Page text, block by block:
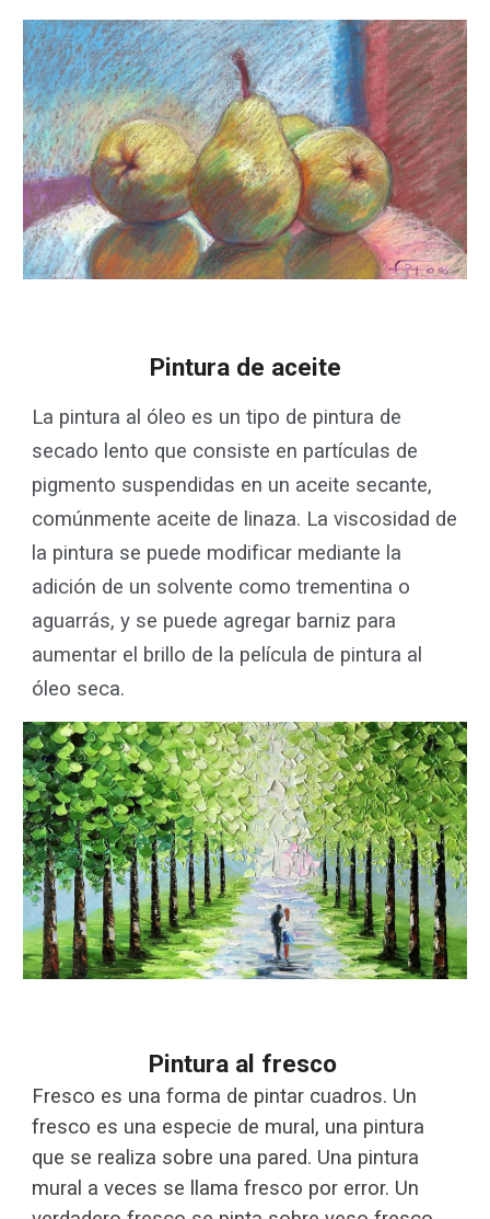
Pintura de aceite
La pintura al óleo es un tipo de pintura de
secado lento que consiste en partículas de
pigmento suspendidas en un aceite secante,
comúnmente aceite de linaza. La viscosidad de
la pintura se puede modificar mediante la
adición de un solvente como trementina o
aguarrás, y se puede agregar barniz para
aumentar el brillo de la película de pintura al
óleo seca.
Pintura al fresco
Fresco es una forma de pintar cuadros. Un
fresco es una especie de mural, una pintura
que se realiza sobre una pared. Una pintura
mural a veces se llama fresco por error. Un